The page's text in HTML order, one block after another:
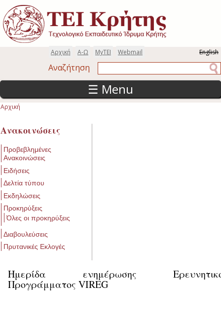
Παράκαμψη προς το κυρίως περιεχόμενο
English
Webmail
MyTEI
Α-Ω
Αρχική
Αναζήτηση
☰ Menu
Αρχική
Ανακοινώσεις
Προβεβλημένες
Ανακοινώσεις
Ειδήσεις
Δελτία τύπου
Εκδηλώσεις
Προκηρύξεις
Όλες οι προκηρύξεις
Διαβουλεύσεις
Πρυτανικές Εκλογές
Ημερίδα ενημέρωσης
Προγράμματος VIREG